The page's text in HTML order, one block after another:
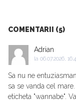
COMENTARII (5)
Adrian
la 06.07.2026,
Sa nu ne
sa se vanda cel
eticheta "wannabe".